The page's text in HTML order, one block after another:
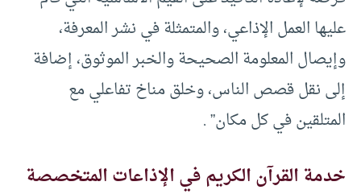
عليها العمل الإذاعي، والمتمثلة في نشر المعرفة،
وإيصال المعلومة الصحيحة والخبر الموثوق، إضافة
إلى نقل قصص الناس، وخلق مناخ تفاعلي مع
المتلقين في كل مكان” .
خدمة القرآن الكريم في الإذاعات المتخصصة